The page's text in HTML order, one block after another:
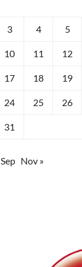
3 4 5
10 11 12
17 18 19
24 25 26
31
Nov »